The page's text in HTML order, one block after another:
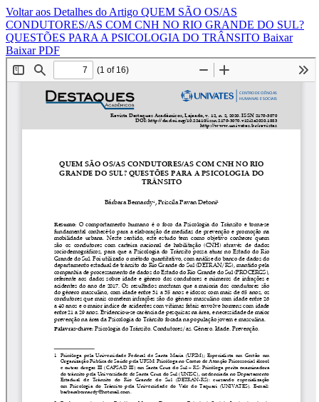
Voltar aos Detalhes do Artigo QUEM SÃO OS/AS
CONDUTORES/AS COM CNH NO RIO GRANDE DO SUL?
QUESTÕES PARA A PSICOLOGIA DO TRÂNSITO Baixar
Baixar PDF